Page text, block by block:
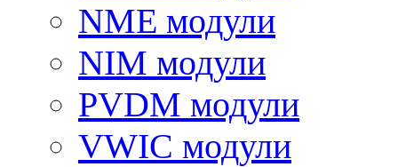
NME модули
NIM модули
PVDM модули
VWIC модули